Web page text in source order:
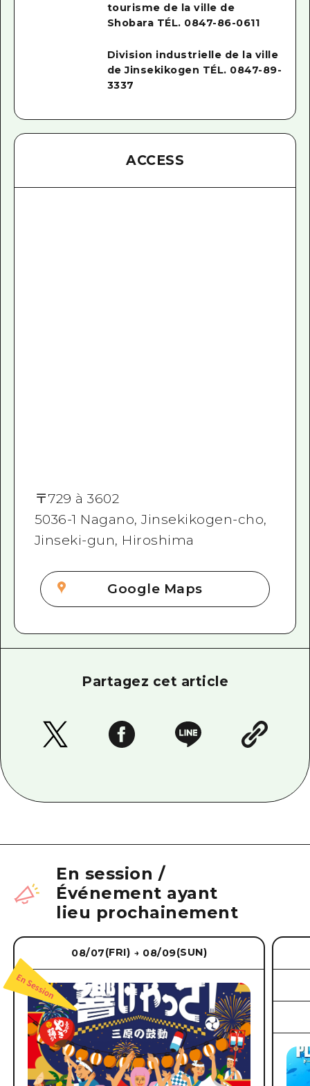
tourisme de la ville de
Shobara TÉL. 0847-86-0611
Division industrielle de la ville
de Jinsekikogen TÉL. 0847-89-
3337
ACCESS
〒729 à 3602
5036-1 Nagano, Jinsekikogen-cho,
Jinseki-gun, Hiroshima
Google Maps
Partagez cet article
En session /
Événement ayant
lieu prochainement
08/07(FRI) → 08/09(SUN)